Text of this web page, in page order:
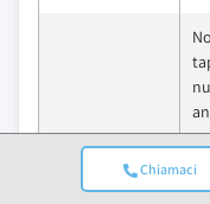
Chiamaci
Preferenza per
di